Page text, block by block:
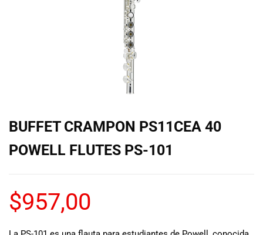
marcas del
mercado,
desde
guitarras, bajos
y baterías
hasta
amplificadores,
También
contamos con
una selección
BUFFET CRAMPON PS11CEA 40
POWELL FLUTES PS-101
$957,00